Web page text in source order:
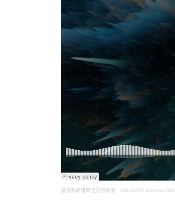
基督教高雄歸正福音教會 · 20121220 Genesis 066